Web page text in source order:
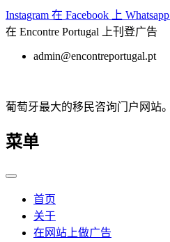
跳
至
Instagram 在 Facebook 上 Whatsapp
在 Encontre Portugal 上刊登广告
admin@encontreportugal.pt
葡萄牙最大的移民咨询门户网站。
菜单
首页
关于
在网站上做广告